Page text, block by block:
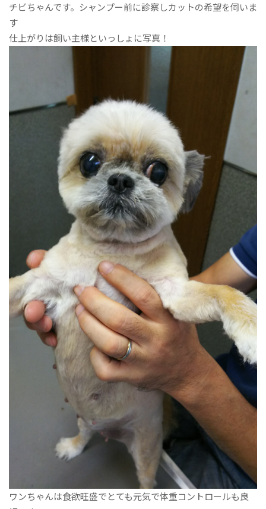
チビちゃんです。シャンプー前に診察しカットの希望を伺いま
す
仕上がりは飼い主様といっしょに写真！
ワンちゃんは食欲旺盛でとても元気で体重コントロールも良